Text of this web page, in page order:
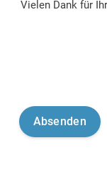
Vielen Dank für